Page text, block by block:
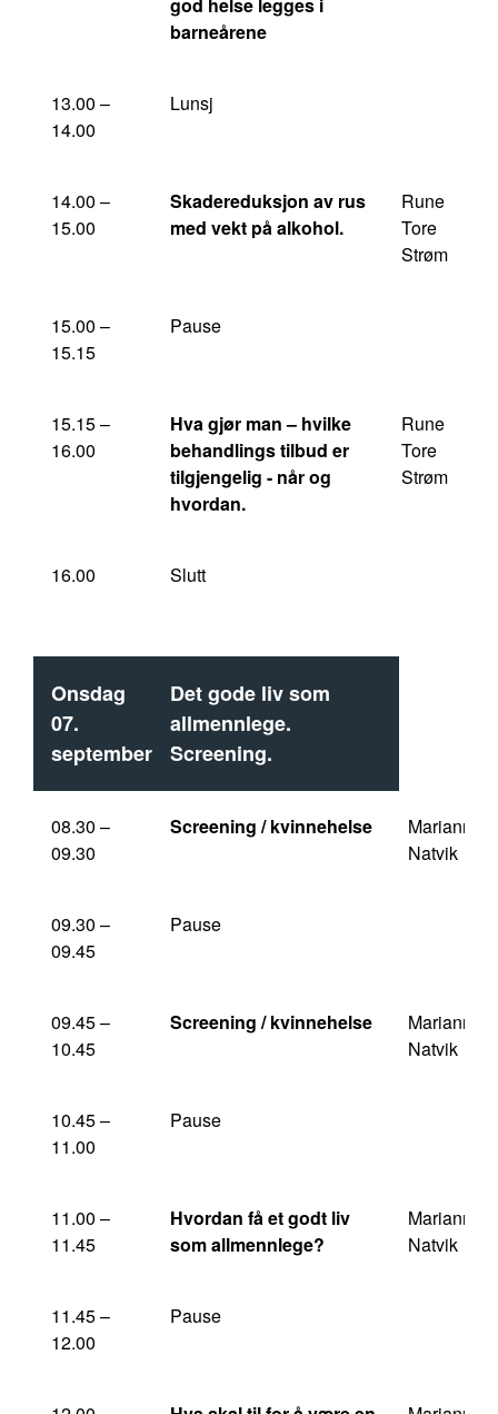
barneårene
13.00 –
14.00
Lunsj
14.00 –
15.00
Skadereduksjon av rus
med vekt på alkohol.
Rune
Tore
Strøm
15.00 –
15.15
Pause
15.15 –
16.00
Hva gjør man – hvilke
behandlings tilbud er
tilgjengelig - når og
hvordan.
Rune
Tore
Strøm
16.00 Slutt
Onsdag
07.
september
Det gode liv som
allmennlege.
Screening.
08.30 –
09.30
Screening / kvinnehelse
Marianne
Natvik
09.30 –
09.45
Pause
09.45 –
10.45
Screening / kvinnehelse
Marianne
Natvik
10.45 –
11.00
Pause
11.00 –
11.45
Hvordan få et godt liv
som allmennlege?
Marianne
Natvik
11.45 –
12.00
Pause